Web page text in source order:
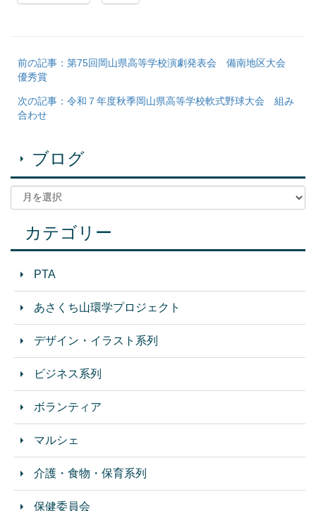
前の記事：第75回岡山県高等学校演劇発表会 備南地区大会
優秀賞
次の記事：令和７年度秋季岡山県高等学校軟式野球大会 組み
合わせ
ブログ
カテゴリー
PTA
あさくち山環学プロジェクト
デザイン・イラスト系列
ビジネス系列
ボランティア
マルシェ
介護・食物・保育系列
保健委員会